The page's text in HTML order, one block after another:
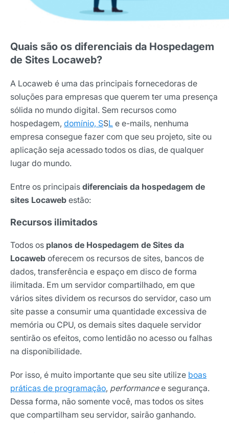
Quais são os diferenciais da Hospedagem
de Sites Locaweb?
A Locaweb é uma das principais fornecedoras de
soluções para empresas que querem ter uma presença
sólida no mundo digital. Sem recursos como
hospedagem, domínio, SSL e e-mails, nenhuma
empresa consegue fazer com que seu projeto, site ou
aplicação seja acessado todos os dias, de qualquer
lugar do mundo.
Entre os principais diferenciais da hospedagem de
sites Locaweb estão:
Recursos ilimitados
Todos os planos de Hospedagem de Sites da
Locaweb oferecem os recursos de sites, bancos de
dados, transferência e espaço em disco de forma
ilimitada. Em um servidor compartilhado, em que
vários sites dividem os recursos do servidor, caso um
site passe a consumir uma quantidade excessiva de
memória ou CPU, os demais sites daquele servidor
sentirão os efeitos, como lentidão no acesso ou falhas
na disponibilidade.
Por isso, é muito importante que seu site utilize boas
práticas de programação, performancee segurança.
Dessa forma, não somente você, mas todos os sites
que compartilham seu servidor, sairão ganhando.